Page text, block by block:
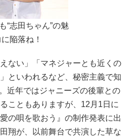
“志田ちゃん”の魅
陥落ね！
ない」「マネジャーとも近くの
といわれるなど、秘密主義で知
。近年ではジャニーズの後輩との
こともありますが、12月1日に
の唄を歌おう』の制作発表に出
翔が、以前舞台で共演した草な